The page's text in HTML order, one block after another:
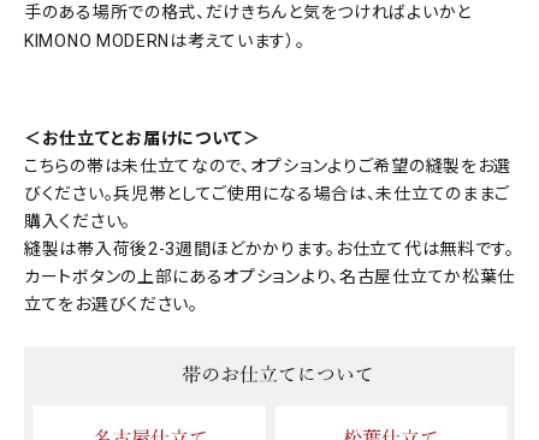
手のある場所での格式、だけきちんと気をつければよいかと
KIMONO MODERNは考えています）。
＜お仕立てとお届けについて＞
こちらの帯は未仕立てなので、オプションよりご希望の縫製をお選
びください。兵児帯としてご使用になる場合は、未仕立てのままご
購入ください。
縫製は帯入荷後2-3週間ほどかかります。お仕立て代は無料です。
カートボタンの上部にあるオプションより、名古屋仕立てか松葉仕
立てをお選びください。